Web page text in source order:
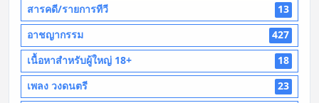
สารคดี/รายการทีวี
13
อาชญากรรม
427
เนื้อหาสำหรับผู้ใหญ่ 18+
18
เพลง วงดนตรี
23